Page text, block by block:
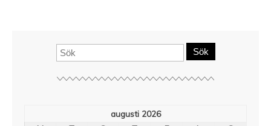
Sök
augusti 2026